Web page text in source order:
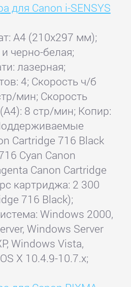
для Canon i-SENSYS
A4 (210x297 мм);
черно-белая;
лазерная;
4; Скорость ч/б
мин; Скорость
8 стр/мин; Копир:
Cartridge 716 Black
Cyan Canon
Canon Cartridge
картриджа: 2 300
716 Black);
Windows 2000,
Windows Server
Windows Vista,
X 10.4.9-10.7.x;